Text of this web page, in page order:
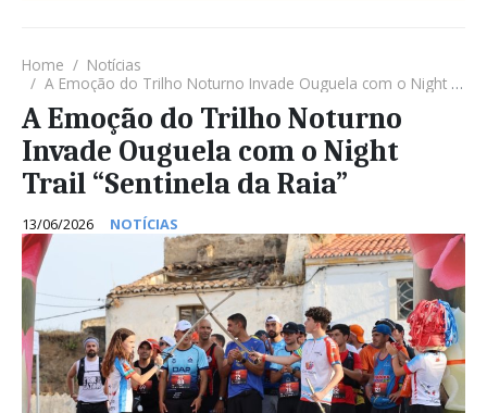
Home
Notícias
A Emoção do Trilho Noturno Invade Ouguela com o Night Trail “Sentinela da Raia”
A Emoção do Trilho Noturno
Invade Ouguela com o Night
Trail “Sentinela da Raia”
13/06/2026 NOTÍCIAS